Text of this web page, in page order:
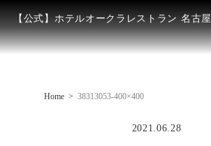
【公式】ホテルオークラレストラン 名古屋
Home 38313053-400×400
2021.06.28